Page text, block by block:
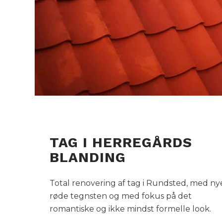
TAG I HERREGÅRDS
BLANDING
Total renovering af tag i Rundsted, med
røde tegnsten og med fokus på det
romantiske og ikke mindst formelle look.